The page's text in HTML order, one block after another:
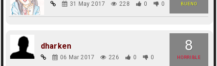
BUENO
31 May 2017 228 0 0
8
HORRIBLE
dharken
06 Mar 2017 226 0 0